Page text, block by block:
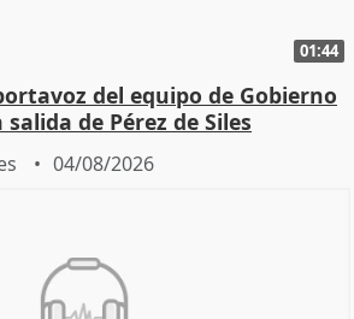
01:44
del equipo de Gobierno
de Pérez de Siles
04/08/2026